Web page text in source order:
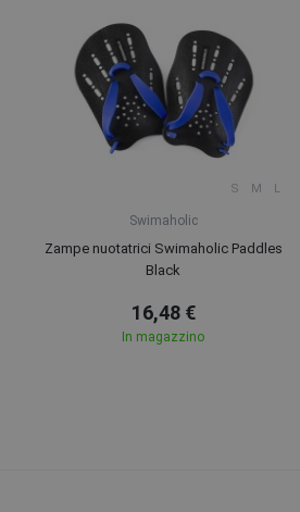
S M L
Swimaholic
Zampe nuotatrici Swimaholic Paddles
Black
16,48 €
In magazzino